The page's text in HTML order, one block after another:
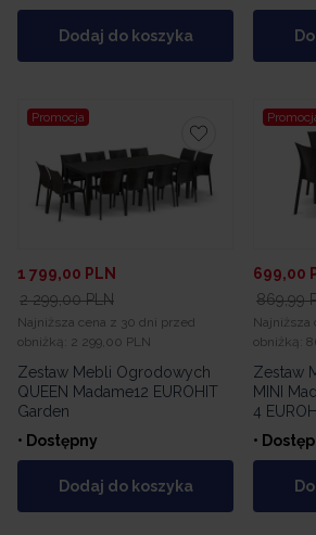
Dodaj do koszyka
Promocja
1 799,00 PLN
2 299,00 PLN
Najniższa cena z 30 dni przed
obniżką: 2 299,00 PLN
Zestaw Mebli Ogrodowych
QUEEN Madame12 EUROHIT
Garden
• Dostępny
Dodaj do koszyka
699,00
869,99
Najniższa
obniżką:
Zestaw
MINI
4
•